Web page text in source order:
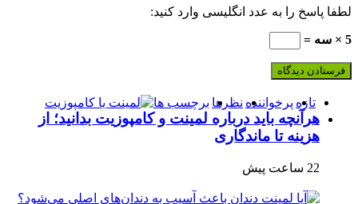
لطفا پاسخ را به عدد انگلیسی وارد کنید:
5 × سه =
تازه پرخواننده نظرها برچسب ها
هرآنچه باید درباره لمینت و کامپوزیت بدانید؛ از
هزینه تا ماندگاری
22 ساعت پیش